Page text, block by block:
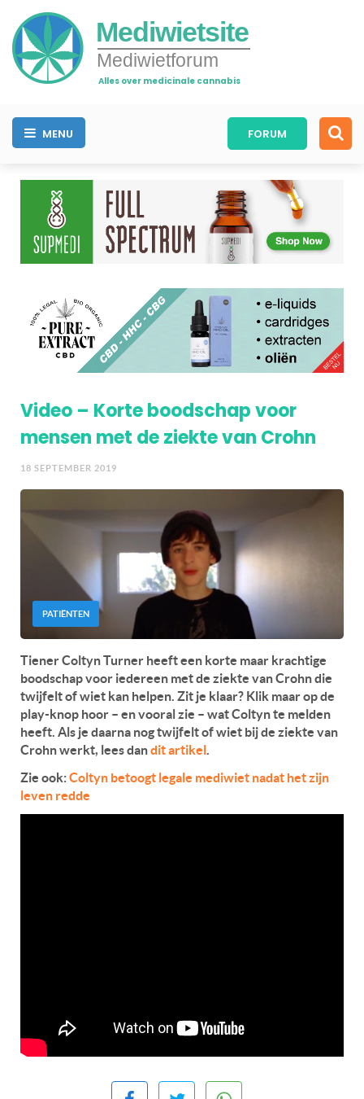
Mediwietsite
Mediwietforum
Alles over medicinale cannabis
MENU FORUM
Video – Korte boodschap voor
mensen met de ziekte van Crohn
18 SEPTEMBER 2019
PATIËNTEN
Tiener Coltyn Turner heeft een korte maar krachtige
boodschap voor iedereen met de ziekte van Crohn die
twijfelt of wiet kan helpen. Zit je klaar? Klik maar op de
play-knop hoor – en vooral zie – wat Coltyn te melden
heeft. Als je daarna nog twijfelt of wiet bij de ziekte van
Crohn werkt, lees dandit artikel.
Zie ook:Coltyn betoogt legale mediwiet nadat het zijn
leven redde